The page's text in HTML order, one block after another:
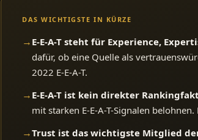
DAS WICHTIGSTE IN KÜRZE
→ E-E-A-T steht für Experience,
dafür, ob eine Quelle als
2022 E-E-A-T.
→ E-E-A-T ist kein direkter
mit starken E-E-A-T-Signalen
→Trust ist das wichtigste Mitglied